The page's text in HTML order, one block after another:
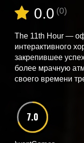
0.0 (0)
The 11th Hour —
интерактивного
закрепившее
более мрачную
своего времени
7.0